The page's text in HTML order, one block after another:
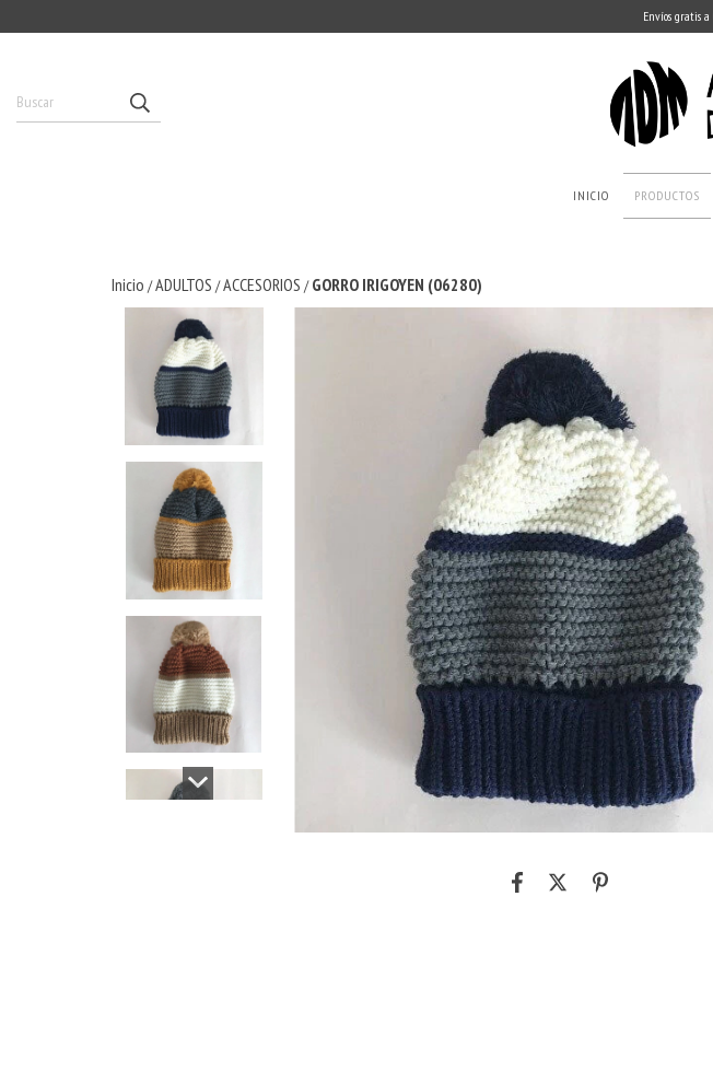
Envíos gratis
INICIO PRODUCTOS
Inicio /ADULTOS /ACCESORIOS / GORRO IRIGOYEN (06280)